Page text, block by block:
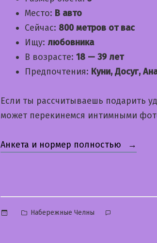
Место: В авто
Сейчас: 800 метров от вас
Ищу: любовника
В возрасте: 18 — 39 лет
Предпочтения: Куни, Досуг,
Если ты рассчитываешь подарить
может перекинемся интимными
Анкета и нормер полностью «Викуся»
Опубликовано
Набережные Челны